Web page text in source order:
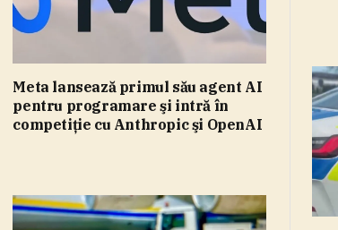
Meta lansează primul său agent AI
pentru programare şi intră în
competiţie cu Anthropic şi OpenAI